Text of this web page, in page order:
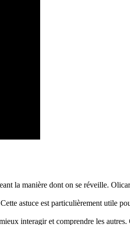
la manière dont on se réveille.
astuce est particulièrement utile
interagir et comprendre les autres.